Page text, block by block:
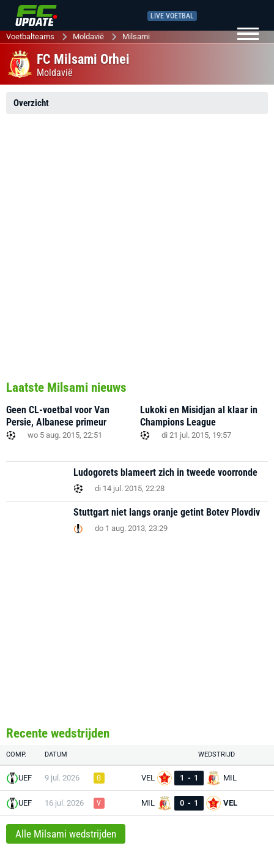
LIVE VOETBAL
Voetbalteams Moldavië Milsami
FC Milsami Orhei
Moldavië
Overzicht
Laatste Milsami nieuws
Geen CL-voetbal voor Van
Persie, Albanese primeur
wo 5 aug. 2015, 22:51
Lukoki en Misidjan al klaar in
Champions League
di 21 jul. 2015, 19:57
Ludogorets blameert zich in tweede voorronde
di 14 jul. 2015, 22:28
Stuttgart niet langs oranje getint Botev Plovdiv
do 1 aug. 2013, 23:29
Recente wedstrijden
COMP. DATUM WEDSTRIJD
UEF 9 jul. 2026 G VEL 1 - 1 MIL
UEF 16 jul. 2026 V MIL 0 - 1 VEL
Alle Milsami wedstrijden